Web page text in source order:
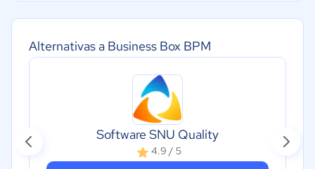
Alternativas a Business Box BPM
Software SNU Quality
4.9 / 5